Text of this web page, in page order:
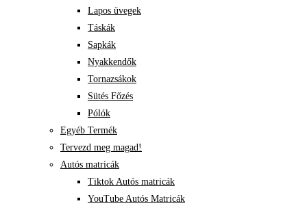
Lapos üvegek
Táskák
Sapkák
Nyakkendők
Tornazsákok
Sütés Főzés
Pólók
Egyéb Termék
Tervezd meg magad!
Autós matricák
Tiktok Autós matricák
YouTube Autós Matricák